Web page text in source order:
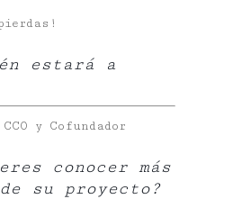
estará a
y Cofundador
conocer más
su proyecto?